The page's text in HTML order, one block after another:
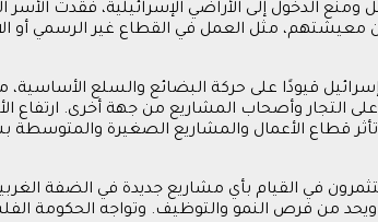
الدخول إلى الأراضي الإسرائيلية، فقدت الأسر
معيشتهم، مثل العمل في القطاع غير الرسمي أو
قيودًا على حركة البضائع والسلع الأساسية،
التجار وأصحاب المشاريع من جهة أخرى. ارتفاع
قطاع الأعمال والمشاريع الصغيرة
في القيام بأي مشاريع جديدة في الضفة
ويحد من فرص النمو والتوظيف. وتواجه الحكومة